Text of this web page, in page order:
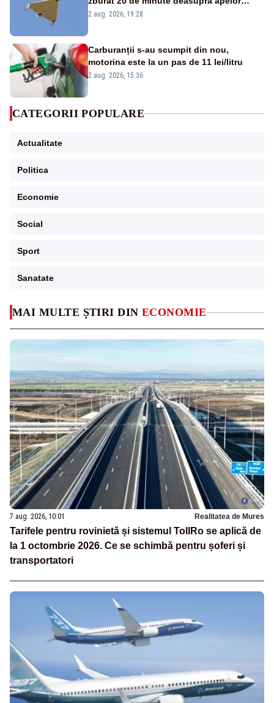
MAI MULTE ȘTIRI DIN ECONOMIE
7 aug. 2026, 10:01 Realitatea de Mures
Tarifele pentru rovinietă și sistemul TollRo se aplică de
la 1 octombrie 2026. Ce se schimbă pentru șoferi și
transportatori
României. Au fost ridicate două F-16
2 aug. 2026, 19:28
Carburanții s-au scumpit din nou,
motorina este la un pas de 11 lei/litru
2 aug. 2026, 15:36
CATEGORII POPULARE
Actualitate
Politica
Economie
Social
Sport
Sanatate